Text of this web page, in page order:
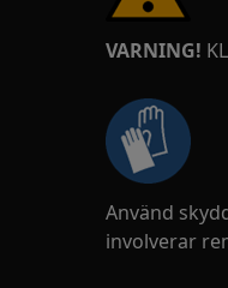
VARNING!
Använd
involverar